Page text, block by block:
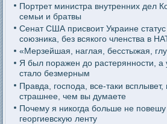
Портрет министра внутренних дел
семьи и братвы
Сенат США присвоит Украине
союзника, без всякого членства в
«Мерзейшая, наглая, бесстыжая,
Я был поражен до растерянности, а
стало безмерным
Правда, господа, все-таки всплывет,
страшнее, чем вы думаете
Почему я никогда больше не
георгиевскую ленту